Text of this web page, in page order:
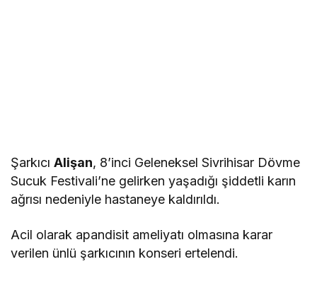
ŞarkıcıAlişan, 8’inci Geleneksel Sivrihisar Dövme
Sucuk Festivali’ne gelirken yaşadığı şiddetli karın
ağrısı nedeniyle hastaneye kaldırıldı.
Acil olarak apandisit ameliyatı olmasına karar
verilen ünlü şarkıcının konseri ertelendi.